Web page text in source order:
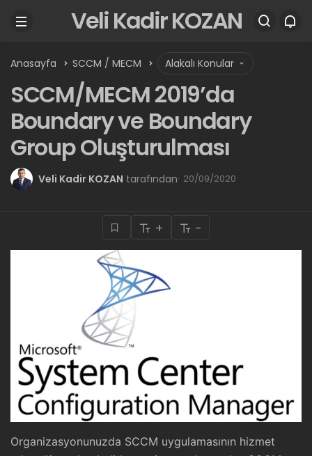
Veli Kadir KOZAN
Anasayfa SCCM / MECM Alakalı Konular
SCCM/MECM 2019’da
Boundary ve Boundary
Group Oluşturulması
Veli Kadir KOZAN tarafından 20/09/2020
+ -
Organizasyonunuzda SCCM uygulamasının hizmet